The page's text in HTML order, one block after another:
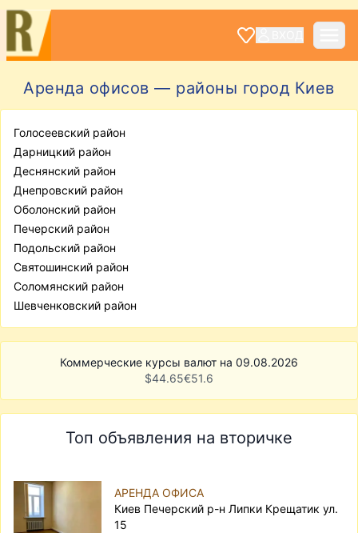
Аренда офисов — районы город Киев
Голосеевский район
Дарницкий район
Деснянский район
Днепровский район
Оболонский район
Печерский район
Подольский район
Святошинский район
Соломянский район
Шевченковский район
Коммерческие курсы валют на 09.08.2026
$44.65€51.6
Топ объявления на вторичке
АРЕНДА ОФИСА
Киев Печерский р-н Липки Крещатик ул.
15